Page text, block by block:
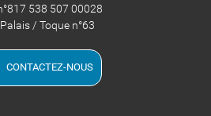
538 507 00028
/ Toque n°63
CONTACTEZ-NOUS